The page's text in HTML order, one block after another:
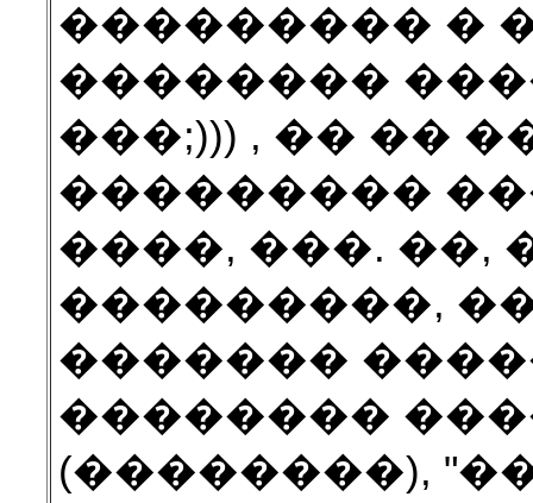
��������� �
��������
���;))) , �� ��
���������
����, ���. ��,
���������,
�������
��������
(��������),